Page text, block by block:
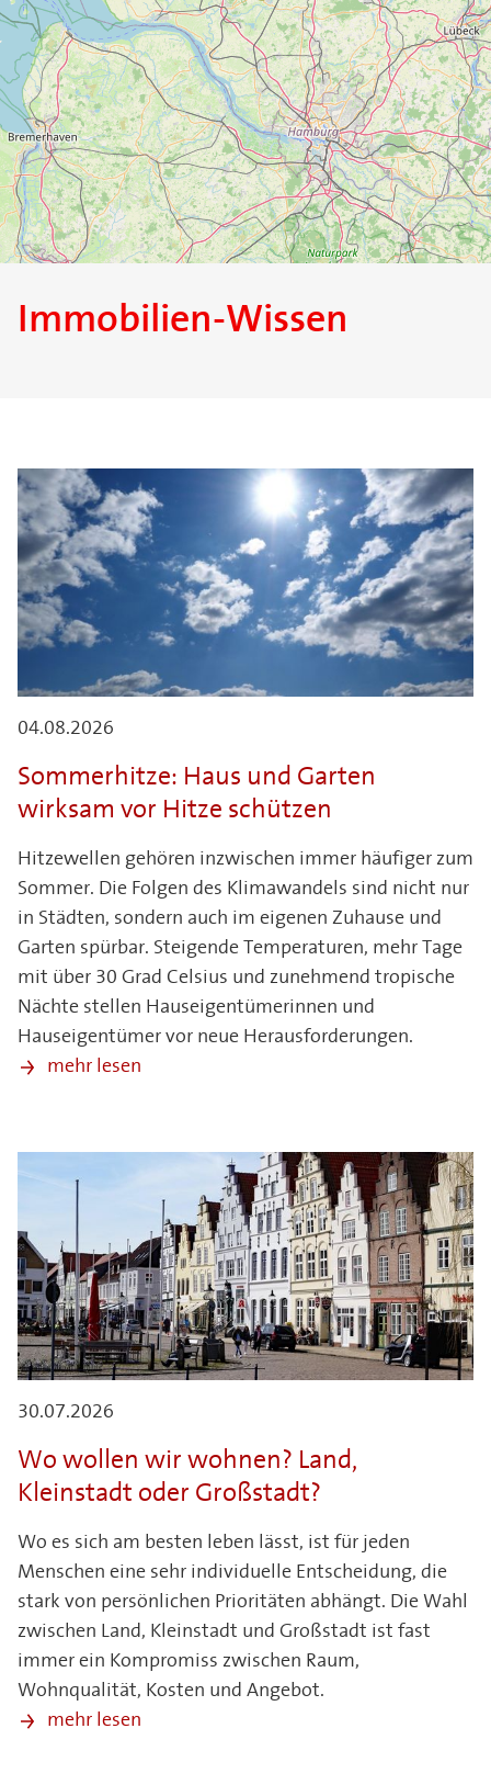
Immobilien-Wissen
04.08.2026
Sommerhitze: Haus und Garten
wirksam vor Hitze schützen
Hitzewellen gehören inzwischen immer häufiger zum
Sommer. Die Folgen des Klimawandels sind nicht nur
in Städten, sondern auch im eigenen Zuhause und
Garten spürbar. Steigende Temperaturen, mehr Tage
mit über 30 Grad Celsius und zunehmend tropische
Nächte stellen Hauseigentümerinnen und
Hauseigentümer vor neue Herausforderungen.
mehr lesen
30.07.2026
Wo wollen wir wohnen? Land,
Kleinstadt oder Großstadt?
Wo es sich am besten leben lässt, ist für jeden
Menschen eine sehr individuelle Entscheidung, die
stark von persönlichen Prioritäten abhängt. Die Wahl
zwischen Land, Kleinstadt und Großstadt ist fast
immer ein Kompromiss zwischen Raum,
Wohnqualität, Kosten und Angebot.
mehr lesen